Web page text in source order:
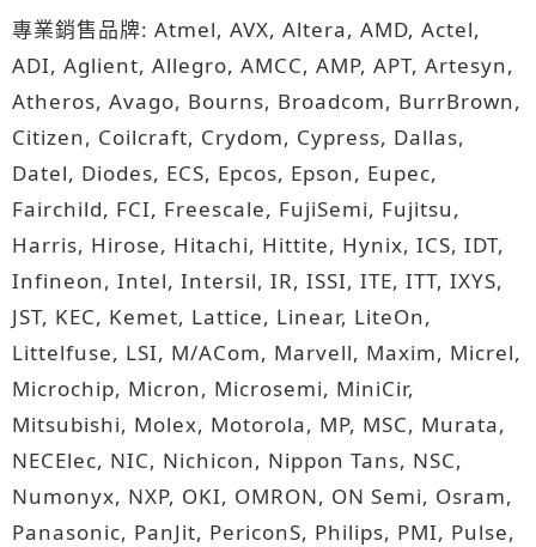
專業銷售品牌: Atmel, AVX, Altera, AMD, Actel,
ADI, Aglient, Allegro, AMCC, AMP, APT, Artesyn,
Atheros, Avago, Bourns, Broadcom, BurrBrown,
Citizen, Coilcraft, Crydom, Cypress, Dallas,
Datel, Diodes, ECS, Epcos, Epson, Eupec,
Fairchild, FCI, Freescale, FujiSemi, Fujitsu,
Harris, Hirose, Hitachi, Hittite, Hynix, ICS, IDT,
Infineon, Intel, Intersil, IR, ISSI, ITE, ITT, IXYS,
JST, KEC, Kemet, Lattice, Linear, LiteOn,
Littelfuse, LSI, M/ACom, Marvell, Maxim, Micrel,
Microchip, Micron, Microsemi, MiniCir,
Mitsubishi, Molex, Motorola, MP, MSC, Murata,
NECElec, NIC, Nichicon, Nippon Tans, NSC,
Numonyx, NXP, OKI, OMRON, ON Semi, Osram,
Panasonic, PanJit, PericonS, Philips, PMI, Pulse,